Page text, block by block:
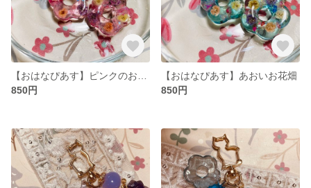
850円
【おはなぴあす】あおいお花畑
850円